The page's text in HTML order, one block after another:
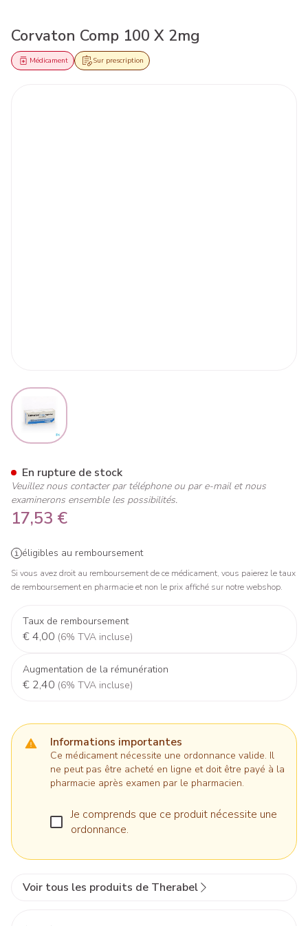
Corvaton Comp 100 X 2mg
Sur prescription
Médicament
View larger image
17,53 €
éligibles au remboursement
Si vous avez droit au remboursement de ce médicament, vous paierez le taux
de remboursement en pharmacie et non le prix affiché sur notre webshop.
Taux de remboursement
€ 4,00 (6% TVA incluse)
Augmentation de la rémunération
€ 2,40 (6% TVA incluse)
Informations importantes
Ce médicament nécessite une ordonnance valide. Il
ne peut pas être acheté en ligne et doit être payé à la
pharmacie après examen par le pharmacien.
Je comprends que ce produit nécessite une
ordonnance.
En rupture de stock
Veuillez nous contacter par téléphone ou par e-mail et nous
examinerons ensemble les possibilités.
Voir tous les produits de Therabel